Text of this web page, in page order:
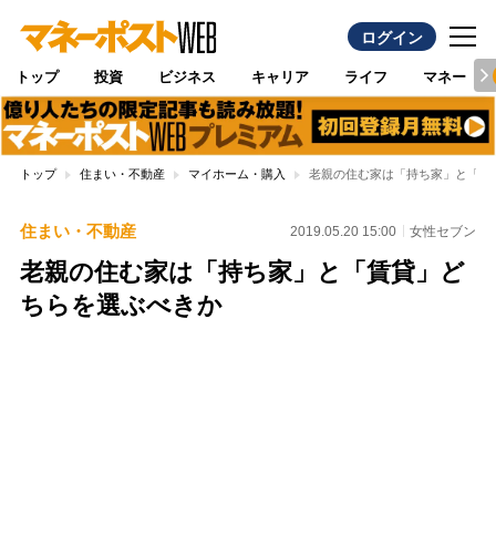
ログイン
トップ 投資 ビジネス キャリア ライフ マネー
トップ 住まい・不動産 マイホーム・購入 老親の住む家は「持ち家」と「
住まい・不動産 2019.05.20 15:00 女性セブン
老親の住む家は「持ち家」と「賃貸」ど
ちらを選ぶべきか